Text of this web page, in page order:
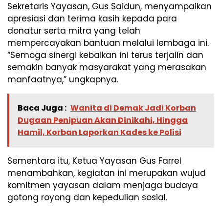
Sekretaris Yayasan, Gus Saidun, menyampaikan
apresiasi dan terima kasih kepada para
donatur serta mitra yang telah
mempercayakan bantuan melalui lembaga ini.
“Semoga sinergi kebaikan ini terus terjalin dan
semakin banyak masyarakat yang merasakan
manfaatnya,” ungkapnya.
Baca Juga : Wanita di Demak Jadi Korban
Dugaan Penipuan Akan Dinikahi, Hingga
Hamil, Korban Laporkan Kades ke Polisi
Sementara itu, Ketua Yayasan Gus Farrel
menambahkan, kegiatan ini merupakan wujud
komitmen yayasan dalam menjaga budaya
gotong royong dan kepedulian sosial.